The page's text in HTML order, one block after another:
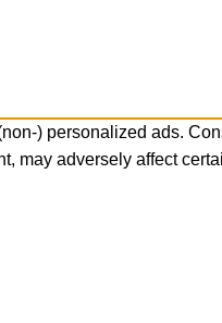
) personalized ads.
may adversely affect